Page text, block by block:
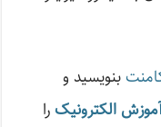
بنویسید و
الکترونیک را